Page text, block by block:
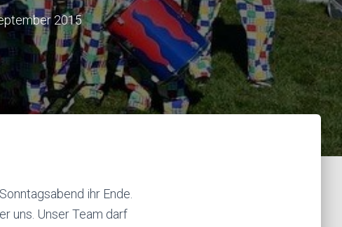
2015
ihr Ende.
uns. Unser Team darf